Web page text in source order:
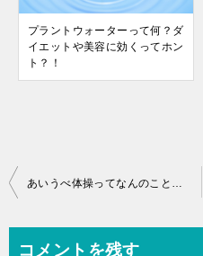
プラントウォーターって何？ダ
イエットや美容に効くってホン
ト？！
投
あいうべ体操ってなんのこと？いびきや口呼吸にも効果があるって本当？！
コメントを残す